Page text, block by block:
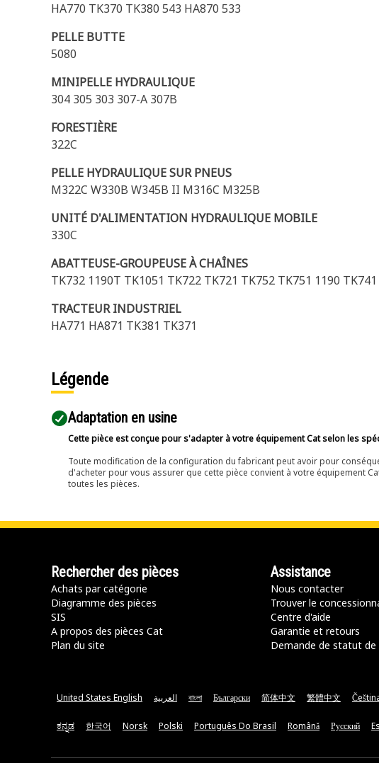
HA770 TK370 TK380 543 HA870 533
PELLE BUTTE
5080
MINIPELLE HYDRAULIQUE
304 305 303 307-A 307B
FORESTIÈRE
322C
PELLE HYDRAULIQUE SUR PNEUS
M322C W330B W345B II M316C M325B
UNITÉ D'ALIMENTATION HYDRAULIQUE MOBILE
330C
ABATTEUSE-GROUPEUSE À CHAÎNES
TK732 1190T TK1051 TK722 TK721 TK752 TK751 1190
TRACTEUR INDUSTRIEL
HA771 HA871 TK381 TK371
Légende
Adaptation en usine
Cette pièce est conçue pour s'adapter à votre équipement Cat selon les
Toute modification de la configuration du fabricant peut avoir pour
d'acheter pour vous assurer que cette pièce convient à votre équipement
toutes les pièces.
Rechercher des pièces
Achats par catégorie
Diagramme des pièces
SIS
A propos des pièces Cat
Plan du site
Assistance
Nous contacter
Trouver le
Centre d'aide
Garantie et retours
Demande de statut de
United States English العربية বাংলা Български 简体中文 繁體中文
ಕನ್ನಡ 한국어 Norsk Polski Português Do Brasil Română Русский